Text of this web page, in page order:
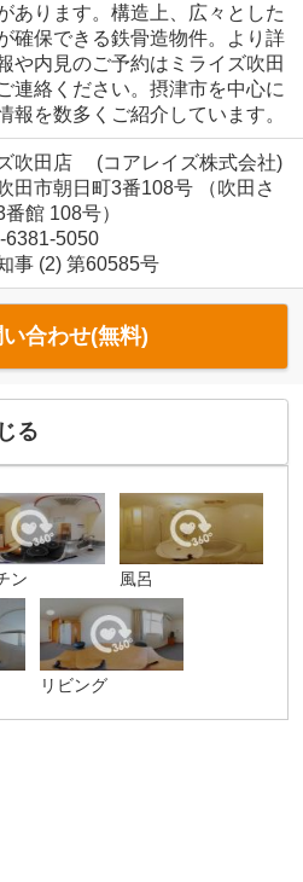
あります。構造上、広々とした
確保できる鉄骨造物件。より詳
や内見のご予約はミライズ吹田
連絡ください。摂津市を中心に
報を数多くご紹介しています。
吹田店 (コアレイズ株式会社)
田市朝日町3番108号 （吹田さ
館 108号）
6381-5050
事 (2) 第60585号
合わせ(無料)
る
ン 風呂
リビング